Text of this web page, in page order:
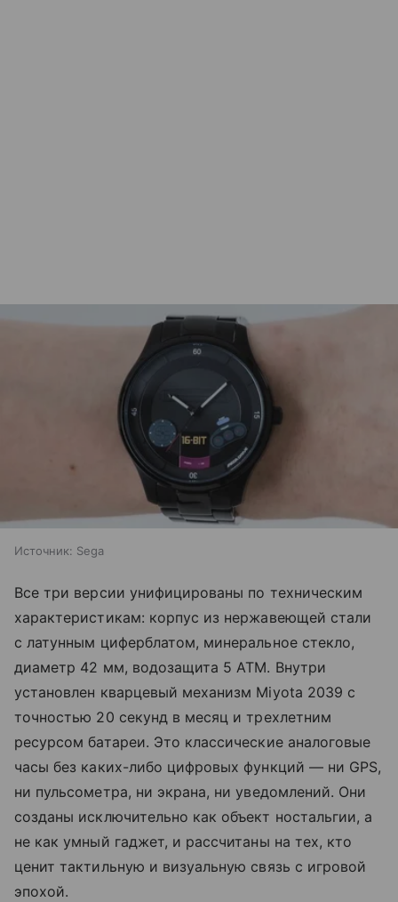
Источник: Sega
Все три версии унифицированы по техническим
характеристикам: корпус из нержавеющей стали
с латунным циферблатом, минеральное стекло,
диаметр 42 мм, водозащита 5 ATM. Внутри
установлен кварцевый механизм Miyota 2039 с
точностью 20 секунд в месяц и трехлетним
ресурсом батареи. Это классические аналоговые
часы без каких-либо цифровых функций — ни GPS,
ни пульсометра, ни экрана, ни уведомлений. Они
созданы исключительно как объект ностальгии, а
не как умный гаджет, и рассчитаны на тех, кто
ценит тактильную и визуальную связь с игровой
эпохой.